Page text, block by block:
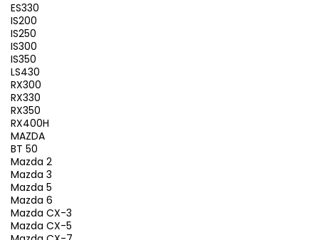
ES330
IS200
IS250
IS300
IS350
LS430
RX300
RX330
RX350
RX400H
MAZDA
BT 50
Mazda 2
Mazda 3
Mazda 5
Mazda 6
Mazda CX-3
Mazda CX-5